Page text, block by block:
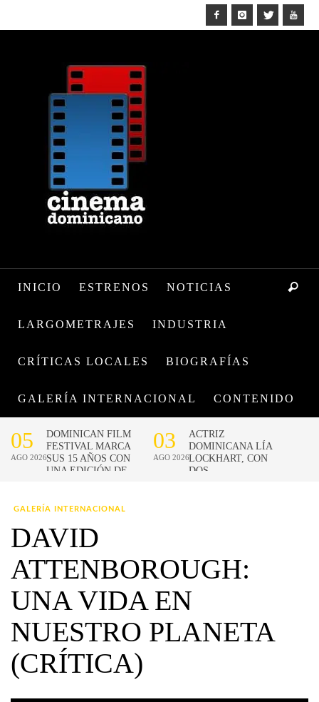
INICIO ESTRENOS NOTICIAS
LARGOMETRAJES INDUSTRIA
CRÍTICAS LOCALES BIOGRAFÍAS
GALERÍA INTERNACIONAL CONTENIDO
GALERÍA INTERNACIONAL
DAVID
ATTENBOROUGH:
UNA VIDA EN
NUESTRO PLANETA
(CRÍTICA)